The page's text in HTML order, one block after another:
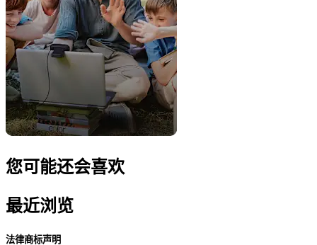
您可能还会喜欢
最近浏览
法律商标声明